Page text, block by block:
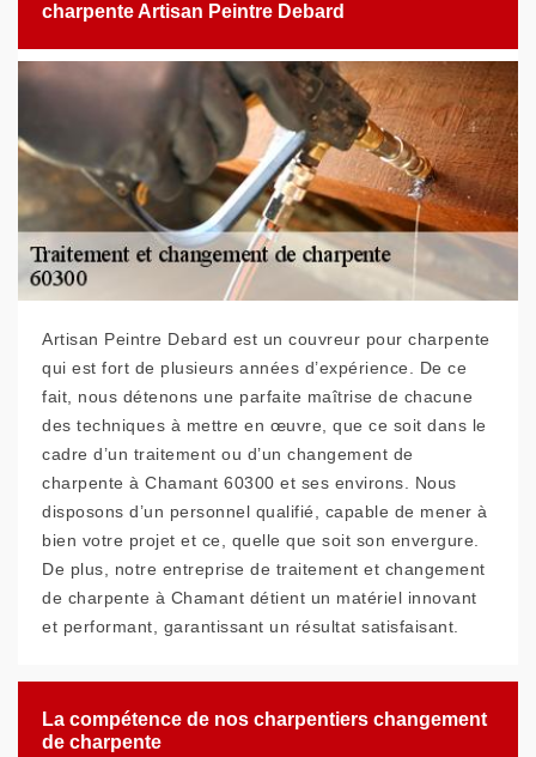
charpente Artisan Peintre Debard
Artisan Peintre Debard est un couvreur pour charpente
qui est fort de plusieurs années d’expérience. De ce
fait, nous détenons une parfaite maîtrise de chacune
des techniques à mettre en œuvre, que ce soit dans le
cadre d’un traitement ou d’un changement de
charpente à Chamant 60300 et ses environs. Nous
disposons d’un personnel qualifié, capable de mener à
bien votre projet et ce, quelle que soit son envergure.
De plus, notre entreprise de traitement et changement
de charpente à Chamant détient un matériel innovant
et performant, garantissant un résultat satisfaisant.
La compétence de nos charpentiers changement
de charpente